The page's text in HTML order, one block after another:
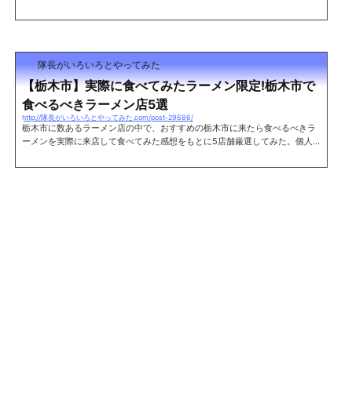
馬の境に位置する県西にあるエリア。 まだまだラーメン屋として有名なお店
木曜日麺や 松レポート住所 栃木県足利市伊勢町1-2-1 両毛ビル1F TEL 02
84-43-2117 営業...
隊長がいろいろとやってみた
【栃木市】実際に食べてみたラーメン限定!栃木市で
食べるべきラーメン店5選
http://隊長がいろいろとやってみた.com/post-29686/
栃木市に数あるラーメン店の中で、おすすめの栃木市に来たら食べるべきラ
ーメンを実際に来店して食べてみた感想をもとに5店舗厳選してみた。個人
が、是非一度は食べてみて欲しい。 ※あいうえお順 支那そば蔵之宮これぞ支